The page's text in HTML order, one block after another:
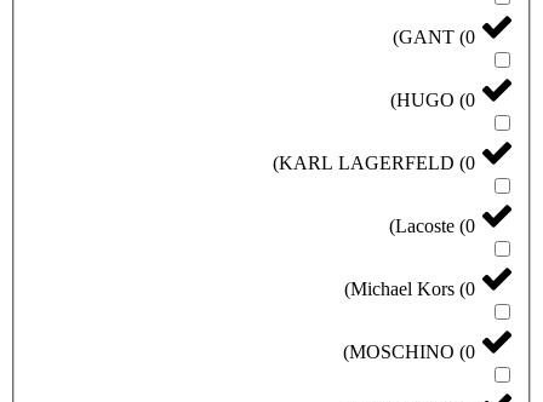
GANT (0
)
HUGO (0
)
KARL LAGERFELD (0
)
Lacoste (0
)
Michael Kors (0
)
MOSCHINO (0
)